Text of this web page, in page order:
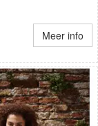
Meer info